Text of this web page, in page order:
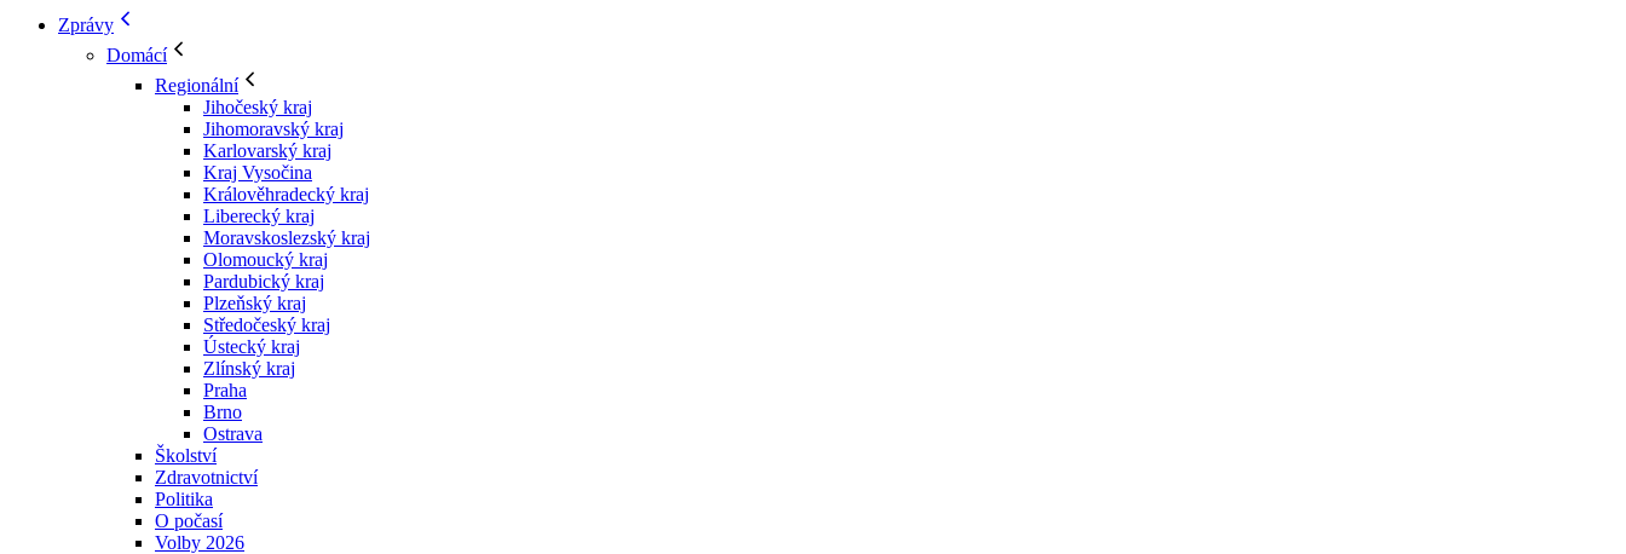
Zprávy
Domácí
Regionální
Jihočeský kraj
Jihomoravský kraj
Karlovarský kraj
Kraj Vysočina
Králověhradecký kraj
Liberecký kraj
Moravskoslezský kraj
Olomoucký kraj
Pardubický kraj
Plzeňský kraj
Středočeský kraj
Ústecký kraj
Zlínský kraj
Praha
Brno
Ostrava
Školství
Zdravotnictví
Politika
O počasí
Volby 2026